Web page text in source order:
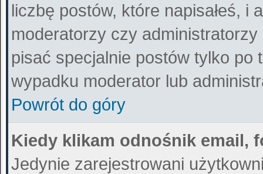
liczbę postów, które napisałeś, i
moderatorzy czy
pisać specjalnie postów tylko
wypadku moderator lub
Powrót do góry
Kiedy klikam odnośnik email,
Jedynie zarejestrowani